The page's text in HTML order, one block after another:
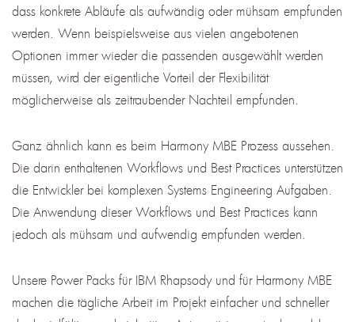
dass konkrete Abläufe als aufwändig oder mühsam empfunden
werden. Wenn beispielsweise aus vielen angebotenen
Optionen immer wieder die passenden ausgewählt werden
müssen, wird der eigentliche Vorteil der Flexibilität
möglicherweise als zeitraubender Nachteil empfunden.
Ganz ähnlich kann es beim Harmony MBE Prozess aussehen.
Die darin enthaltenen Workflows und Best Practices unterstützen
die Entwickler bei komplexen Systems Engineering Aufgaben.
Die Anwendung dieser Workflows und Best Practices kann
jedoch als mühsam und aufwendig empfunden werden.
Unsere Power Packs für IBM Rhapsody und für Harmony MBE
machen die tägliche Arbeit im Projekt einfacher und schneller